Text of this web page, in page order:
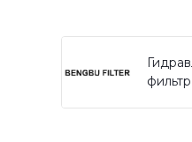
фильтр